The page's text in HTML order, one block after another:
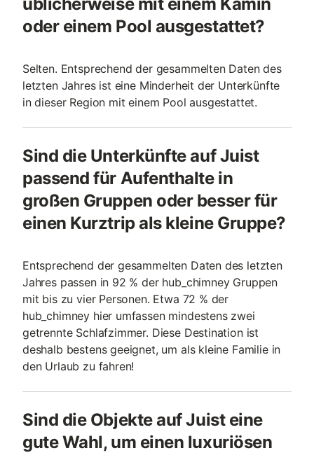
oder einem Pool ausgestattet?
Selten. Entsprechend der gesammelten Daten des
letzten Jahres ist eine Minderheit der Unterkünfte
in dieser Region mit einem Pool ausgestattet.
Sind die Unterkünfte auf Juist
passend für Aufenthalte in
großen Gruppen oder besser für
einen Kurztrip als kleine Gruppe?
Entsprechend der gesammelten Daten des letzten
Jahres passen in 92 % der hub_chimney Gruppen
mit bis zu vier Personen. Etwa 72 % der
hub_chimney hier umfassen mindestens zwei
getrennte Schlafzimmer. Diese Destination ist
deshalb bestens geeignet, um als kleine Familie in
den Urlaub zu fahren!
Sind die Objekte auf Juist eine
gute Wahl, um einen luxuriösen